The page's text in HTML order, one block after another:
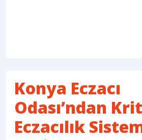
Konya Eczacı
Odası’ndan
Eczacılık